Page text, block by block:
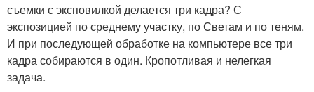
съемки с эксповилкой делается три кадра? С
экспозицией по среднему участку, по Светам и по теням.
И при последующей обработке на компьютере все три
кадра собираются в один. Кропотливая и нелегкая
задача.